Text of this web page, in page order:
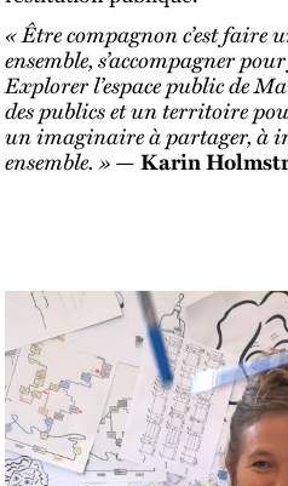
« Être compagnon c’est faire
ensemble, s’accompagner
Explorer l’espace public de
des publics et un territoire
un imaginaire à partager, à
ensemble. »—Karin